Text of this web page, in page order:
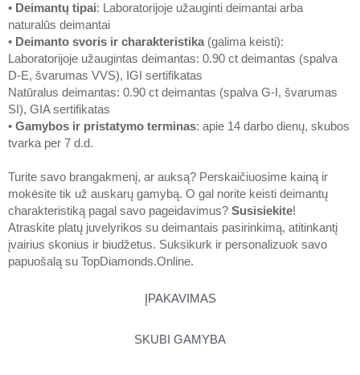
ĮPAKAVIMAS
SKUBI GAMYBA
• Deimantų tipai: Laboratorijoje užauginti deimantai arba
naturalūs deimantai
• Deimanto svoris ir charakteristika(galima keisti):
Laboratorijoje užaugintas deimantas: 0.90 ct deimantas (spalva
D-E, švarumas VVS), IGI sertifikatas
Natūralus deimantas: 0.90 ct deimantas (spalva G-I, švarumas
SI), GIA sertifikatas
• Gamybos ir pristatymo terminas: apie 14 darbo dienų, skubos
tvarka per 7 d.d.
Turite savo brangakmenį, ar auksą? Perskaičiuosime kainą ir
mokėsite tik už auskarų gamybą. O gal norite keisti deimantų
charakteristiką pagal savo pageidavimus? Susisiekite!
Atraskite platų juvelyrikos su deimantais pasirinkimą, atitinkantį
įvairius skonius ir biudžetus. Suksikurk ir personalizuok savo
papuošalą su TopDiamonds.Online.